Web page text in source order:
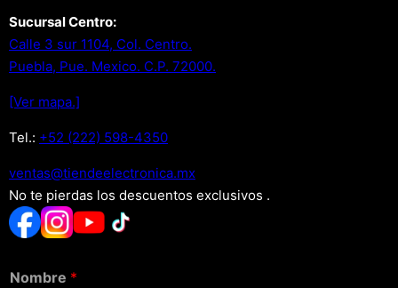
Sucursal Centro:
Calle 3 sur 1104, Col. Centro.
Puebla, Pue. Mexico. C.P. 72000.
[Ver mapa.]
Tel.: +52 (222) 598-4350
xm.acinortceleedneit@satnev
No te pierdas los descuentos exclusivos .
Nombre *